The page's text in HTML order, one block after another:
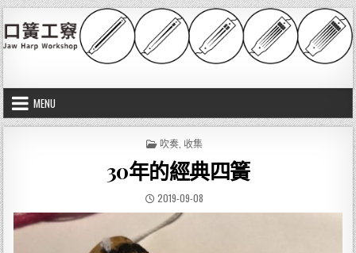
Skip to content
口簧工竂
MENU
POSTED IN
吹奏, 收集
30年的經典四簧
PUBLISHED DATE:
2019-09-08